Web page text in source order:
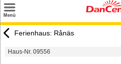
Menü
Urlaubsziele
Ferienhaus: Rånäs
Haus-Nr. 09556